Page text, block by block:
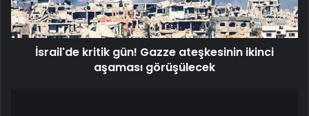
aşaması
görüşülecek
İsrail'de kritik gün! Gazze ateşkesinin ikinci
aşaması görüşülecek